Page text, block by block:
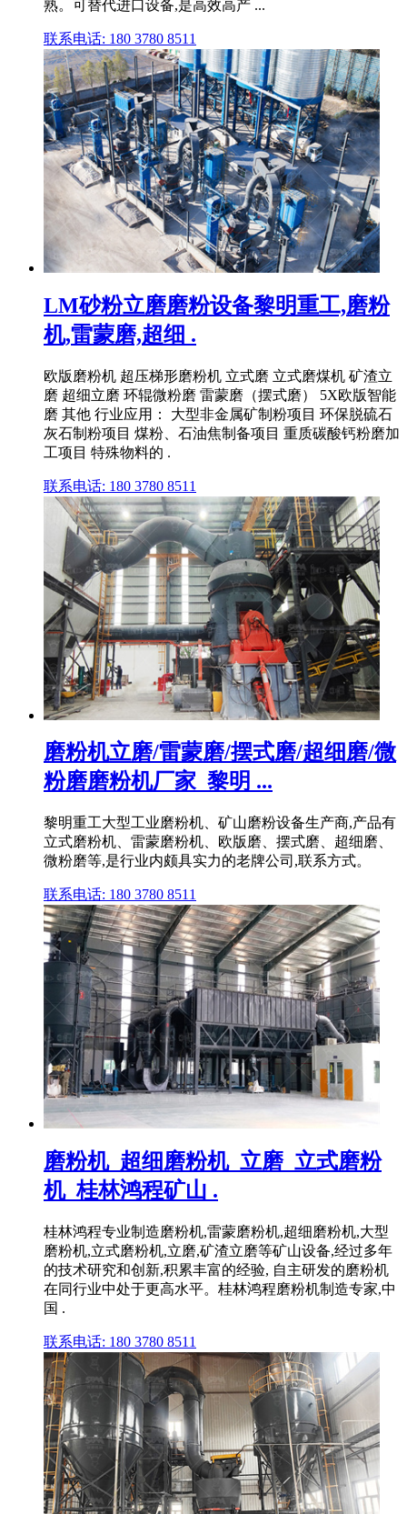
熟。可替代进口设备,是高效高产 ...
联系电话: 180 3780 8511
LM砂粉立磨磨粉设备黎明重工,磨粉
机,雷蒙磨,超细 .
欧版磨粉机 超压梯形磨粉机 立式磨 立式磨煤机 矿渣立
磨 超细立磨 环辊微粉磨 雷蒙磨（摆式磨） 5X欧版智能
磨 其他 行业应用： 大型非金属矿制粉项目 环保脱硫石
灰石制粉项目 煤粉、石油焦制备项目 重质碳酸钙粉磨加
工项目 特殊物料的 .
联系电话: 180 3780 8511
磨粉机立磨/雷蒙磨/摆式磨/超细磨/微
粉磨磨粉机厂家_黎明 ...
黎明重工大型工业磨粉机、矿山磨粉设备生产商,产品有
立式磨粉机、雷蒙磨粉机、欧版磨、摆式磨、超细磨、
微粉磨等,是行业内颇具实力的老牌公司,联系方式。
联系电话: 180 3780 8511
磨粉机_超细磨粉机_立磨_立式磨粉
机_桂林鸿程矿山 .
桂林鸿程专业制造磨粉机,雷蒙磨粉机,超细磨粉机,大型
磨粉机,立式磨粉机,立磨,矿渣立磨等矿山设备,经过多年
的技术研究和创新,积累丰富的经验, 自主研发的磨粉机
在同行业中处于更高水平。桂林鸿程磨粉机制造专家,中
国 .
联系电话: 180 3780 8511